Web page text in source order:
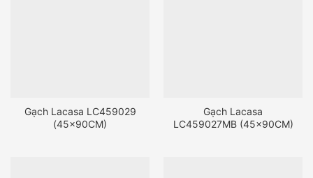
Gạch Lacasa LC459029
(45x90CM)
Gạch Lacasa
LC459027MB (45x90CM)